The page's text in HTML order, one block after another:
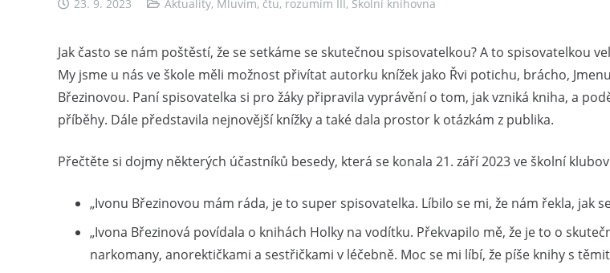
23. 9. 2023 Aktuality, Mluvím, čtu, rozumím III, Školní knihovna
Jak často se nám poštěstí, že se setkáme se skutečnou spisovatelkou? A to spisovatelkou
My jsme u nás ve škole měli možnost přivítat autorku knížek jako Řvi potichu, brácho,
Březinovou. Paní spisovatelka si pro žáky připravila vyprávění o tom, jak vzniká kniha, a
příběhy. Dále představila nejnovější knížky a také dala prostor k otázkám z publika.
Přečtěte si dojmy některých účastníků besedy, která se konala 21. září 2023 ve školní
„Ivonu Březinovou mám ráda, je to super spisovatelka. Líbilo se mi, že nám řekla, jak
„Ivona Březinová povídala o knihách Holky na vodítku. Překvapilo mě, že je to o
narkomany, anorektičkami a sestřičkami v léčebně. Moc se mi líbí, že píše knihy s